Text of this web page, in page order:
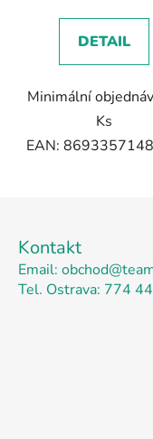
DETAIL
Minimální
Ks
EAN:
Kontakt
Email:
Tel. Ostrava: 774